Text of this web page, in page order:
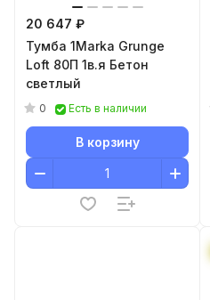
20 647 ₽
Тумба 1Marka Grunge
Loft 80П 1в.я Бетон
светлый
0 Есть в наличии
В корзину